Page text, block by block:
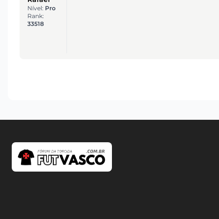
Nível: Pro
Rank:
33518